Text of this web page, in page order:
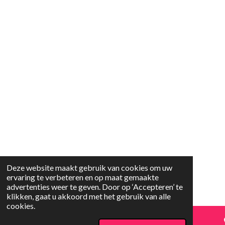
Deze website maakt gebruik van cookies om uw
ervaring te verbeteren en op maat gemaakte
advertenties weer te geven. Door op ‘Accepteren’ te
klikken, gaat u akkoord met het gebruik van alle
cookies.